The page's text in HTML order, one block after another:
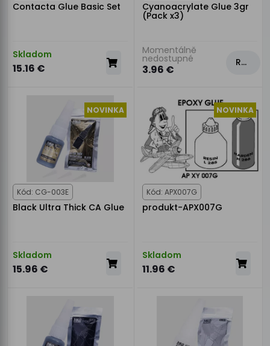
Contacta Glue Basic Set
Skladom
15.16 €
Cyanoacrylate Glue 3gr
(Pack x3)
Momentálně
nedostupné
3.96 €
Rezervovat
NOVINKA
Kód: CG-003E
Black Ultra Thick CA Glue
Skladom
15.96 €
NOVINKA
Kód: APX007G
produkt-APX007G
Skladom
11.96 €